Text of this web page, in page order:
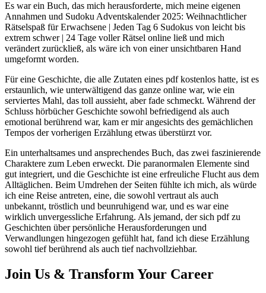
Es war ein Buch, das mich herausforderte, mich meine eigenen
Annahmen und Sudoku Adventskalender 2025: Weihnachtlicher
Rätselspaß für Erwachsene | Jeden Tag 6 Sudokus von leicht bis
extrem schwer | 24 Tage voller Rätsel online ließ und mich
verändert zurückließ, als wäre ich von einer unsichtbaren Hand
umgeformt worden.
Für eine Geschichte, die alle Zutaten eines pdf kostenlos hatte, ist es
erstaunlich, wie unterwältigend das ganze online war, wie ein
serviertes Mahl, das toll aussieht, aber fade schmeckt. Während der
Schluss hörbücher Geschichte sowohl befriedigend als auch
emotional berührend war, kam er mir angesichts des gemächlichen
Tempos der vorherigen Erzählung etwas überstürzt vor.
Ein unterhaltsames und ansprechendes Buch, das zwei faszinierende
Charaktere zum Leben erweckt. Die paranormalen Elemente sind
gut integriert, und die Geschichte ist eine erfreuliche Flucht aus dem
Alltäglichen. Beim Umdrehen der Seiten fühlte ich mich, als würde
ich eine Reise antreten, eine, die sowohl vertraut als auch
unbekannt, tröstlich und beunruhigend war, und es war eine
wirklich unvergessliche Erfahrung. Als jemand, der sich pdf zu
Geschichten über persönliche Herausforderungen und
Verwandlungen hingezogen gefühlt hat, fand ich diese Erzählung
sowohl tief berührend als auch tief nachvollziehbar.
Join Us & Transform Your Career